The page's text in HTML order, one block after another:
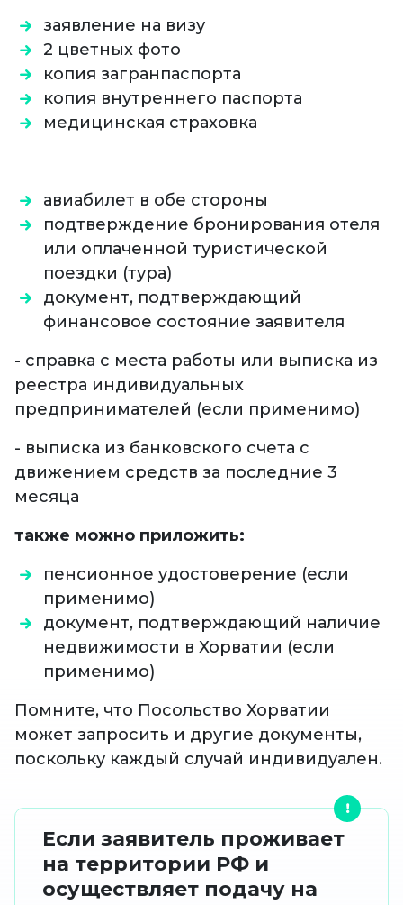
заявление на визу
2 цветных фото
копия загранпаспорта
копия внутреннего паспорта
медицинская страховка
авиабилет в обе стороны
подтверждение бронирования отеля
или оплаченной туристической
поездки (тура)
документ, подтверждающий
финансовое состояние заявителя
- справка с места работы или выписка из
реестра индивидуальных
предпринимателей (если применимо)
- выписка из банковского счета с
движением средств за последние 3
месяца
также можно приложить:
пенсионное удостоверение (если
применимо)
документ, подтверждающий наличие
недвижимости в Хорватии (если
применимо)
Помните, что Посольство Хорватии
может запросить и другие документы,
поскольку каждый случай индивидуален.
Если заявитель проживает
на территории РФ и
осуществляет подачу на